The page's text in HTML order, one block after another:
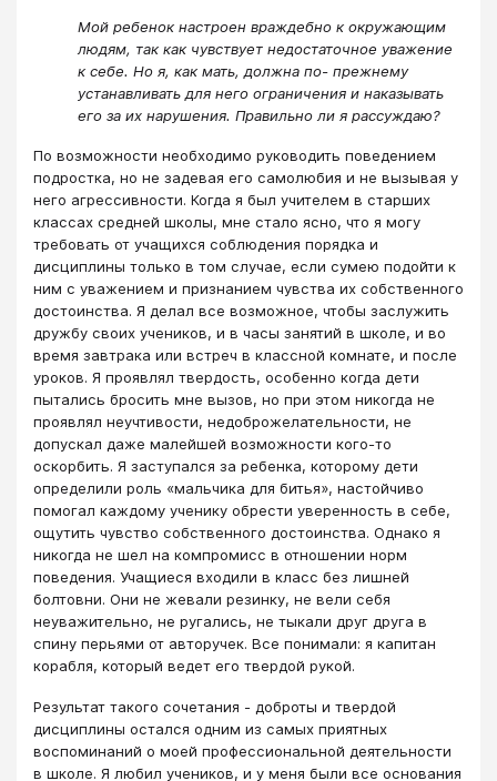
Мой ребенок настроен враждебно к окружающим
людям, так как чувствует недостаточное уважение
к себе. Но я, как мать, должна по- прежнему
устанавливать для него ограничения и наказывать
его за их нарушения. Правильно ли я рассуждаю?
По возможности необходимо руководить поведением
подростка, но не задевая его самолюбия и не вызывая у
него агрессивности. Когда я был учителем в старших
классах средней школы, мне стало ясно, что я могу
требовать от учащихся соблюдения порядка и
дисциплины только в том случае, если сумею подойти к
ним с уважением и признанием чувства их собственного
достоинства. Я делал все возможное, чтобы заслужить
дружбу своих учеников, и в часы занятий в школе, и во
время завтрака или встреч в классной комнате, и после
уроков. Я проявлял твердость, особенно когда дети
пытались бросить мне вызов, но при этом никогда не
проявлял неучтивости, недоброжелательности, не
допускал даже малейшей возможности кого-то
оскорбить. Я заступался за ребенка, которому дети
определили роль «мальчика для битья», настойчиво
помогал каждому ученику обрести уверенность в себе,
ощутить чувство собственного достоинства. Однако я
никогда не шел на компромисс в отношении норм
поведения. Учащиеся входили в класс без лишней
болтовни. Они не жевали резинку, не вели себя
неуважительно, не ругались, не тыкали друг друга в
спину перьями от авторучек. Все понимали: я капитан
корабля, который ведет его твердой рукой.
Результат такого сочетания - доброты и твердой
дисциплины остался одним из самых приятных
воспоминаний о моей профессиональной деятельности
в школе. Я любил учеников, и у меня были все основания